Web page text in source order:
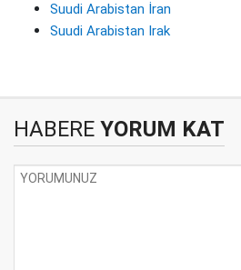
Suudi Arabistan İran
Suudi Arabistan Irak
HABERE YORUM KAT